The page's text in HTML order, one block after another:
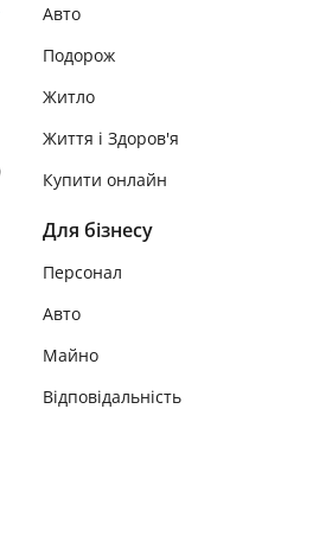
Авто
Подорож
Житло
Життя і Здоров'я
Купити онлайн
Для бізнесу
Персонал
Авто
Майно
Відповідальність